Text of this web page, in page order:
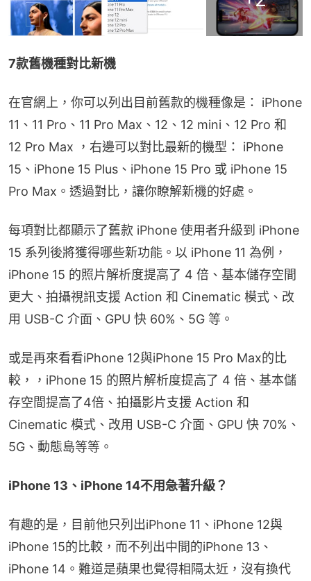
7款舊機種對比新機
在官網上，你可以列出目前舊款的機種像是： iPhone
11、11 Pro、11 Pro Max、12、12 mini、12 Pro 和
12 Pro Max ，右邊可以對比最新的機型： iPhone
15、iPhone 15 Plus、iPhone 15 Pro 或 iPhone 15
Pro Max。透過對比，讓你瞭解新機的好處。
每項對比都顯示了舊款 iPhone 使用者升級到 iPhone
15 系列後將獲得哪些新功能。以 iPhone 11 為例，
iPhone 15 的照片解析度提高了 4 倍、基本儲存空間
更大、拍攝視訊支援 Action 和 Cinematic 模式、改
用 USB-C 介面、GPU 快 60%、5G 等。
或是再來看看iPhone 12與iPhone 15 Pro Max的比
較，，iPhone 15 的照片解析度提高了 4 倍、基本儲
存空間提高了4倍、拍攝影片支援 Action 和
Cinematic 模式、改用 USB-C 介面、GPU 快 70%、
5G、動態島等等。
iPhone 13、iPhone 14不用急著升級？
有趣的是，目前他只列出iPhone 11、iPhone 12與
iPhone 15的比較，而不列出中間的iPhone 13、
iPhone 14。難道是蘋果也覺得相隔太近，沒有換代